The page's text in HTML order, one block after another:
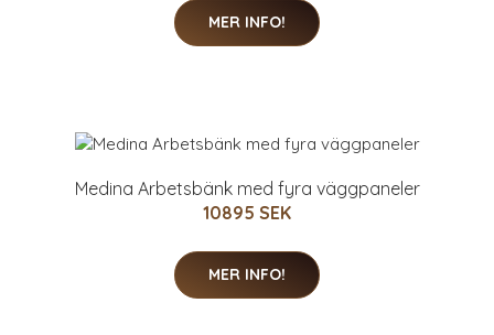
MER INFO!
Medina Arbetsbänk med fyra väggpaneler
10895 SEK
MER INFO!